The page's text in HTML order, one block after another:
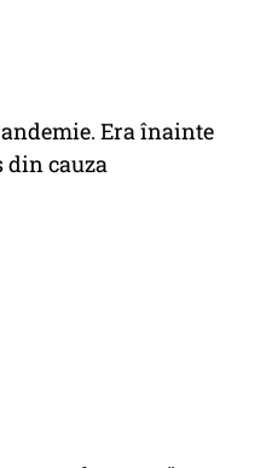
Era înainte
din cauza